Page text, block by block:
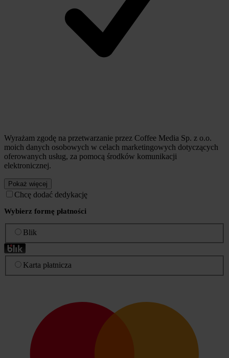
Wyrażam zgodę na przetwarzanie przez Coffee Media Sp. z o.o.
moich danych osobowych w celach marketingowych dotyczących
oferowanych usług, za pomocą środków komunikacji
elektronicznej.
Pokaż więcej
Chcę dodać dedykację
Wybierz formę płatności
Blik
Karta płatnicza